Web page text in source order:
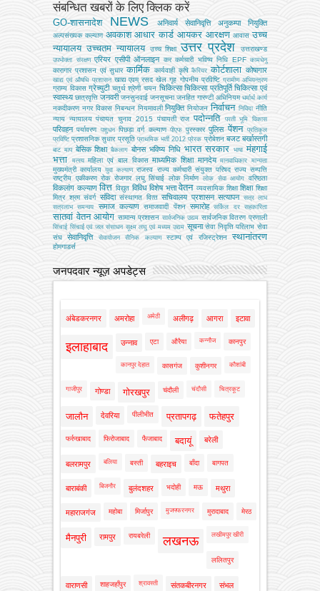
संबन्धित खबरों के लिए क्लिक करें
GO-शासनादेश NEWS अनिवार्य सेवानिवृत्ति अनुकम्पा नियुक्ति
अल्‍पसंख्‍यक कल्‍याण अवकाश आधार कार्ड आयकर आरक्षण आवास उच्च
न्यायालय उच्चतम न्यायालय उच्‍च शिक्षा उत्तर प्रदेश उत्तराखण्ड
उपभोक्‍ता संरक्षण एरियर एसीपी ऑनलाइन कर कर्मचारी भविष्य निधि EPF कामधेनु
कारागार प्रशासन एवं सुधार कार्मिक कार्यवाही कृषि कैरियर कोर्टशाला कोषागार
खाद्य एवं औषधि प्रशासन खाद्य एवम् रसद खेल गृह गोपनीय प्रविष्टि ग्रामीण अभियन्‍त्रण
ग्राम्य विकास ग्रेच्युटी चतुर्थ श्रेणी चयन चिकित्सा चिकित्सा प्रतिपूर्ति चिकित्‍सा एवं
स्वास्थ्य छात्रवृत्ति जनवरी जनसुनवाई जनसूचना जनहित गारण्टी अधिनियम धर्मार्थ कार्य
नकदीकरण नगर विकास निबन्‍धन नियमावली नियुक्ति नियोजन निर्वाचन निविदा नीति
न्याय न्यायालय पंचायत चुनाव 2015 पंचायती राज पदोन्नति परती भूमि विकास
परिवहन पर्यावरण पशुधन पिछड़ा वर्ग कल्‍याण पीएफ पुरस्कार पुलिस पेंशन
प्रतिकूल
प्रविष्टि प्रशासनिक सुधार प्रसूति प्राथमिक भर्ती 2012 प्रेरक प्रोबेशन बजट बर्खास्तगी
बाट माप बेसिक शिक्षा बैकलाग बोनस भविष्य निधि भारत सरकार भाषा मंहगाई
भत्ता
मत्‍स्‍य महिला एवं बाल विकास माध्यमिक शिक्षा मानदेय मानवाधिकार मान्यता
मुख्‍यमंत्री कार्यालय युवा कल्याण राजस्व राज्य कर्मचारी संयुक्त परिषद राज्य सम्पत्ति
राष्ट्रीय एकीकरण रोक रोजगार लघु सिंचाई लोक निर्माण लोक सेवा आयोग वरिष्ठता
विकलांग कल्याण वित्त विद्युत विविध विशेष भत्ता वेतन व्‍यवसायिक शिक्षा शिक्षा शिक्षा
मित्र श्रम संवर्ग संविदा संस्‍थागत वित्‍त सचिवालय प्रशासन सत्यापन सत्र लाभ
सत्रलाभ
समन्वय समाज कल्याण समाजवादी पेंशन समारोह सर्किल दर सहकारिता
सातवां वेतन आयोग सामान्य प्रशासन सार्वजनिक उद्यम सार्वजनिक वितरण प्रणाली
सिंचाई सिंचाई एवं जल संसाधन सूक्ष्म लघु एवं मध्यम उद्यम सूचना सेवा निवृत्ति परिलाभ सेवा
संघ
सेवानिवृत्ति सेवायोजन सैनिक कल्‍याण स्टाम्प एवं रजिस्ट्रेशन स्थानांतरण
होमगाडर्स
जनपदवार न्यूज़ अपडेट्स
अंबेडकरनगर अमरोहा अमेठी अलीगढ़ आगरा इटावा
इलाहाबाद उन्नाव एटा औरैया कन्नौज कानपुर
कानपुर देहात कासगंज कुशीनगर कौशांबी
गाजीपुर गोण्डा गोरखपुर चंदौली चंदौसी चित्रकूट
जालौन देवरिया पीलीभीत प्रतापगढ़ फतेहपुर
फर्रुखाबाद फिरोजाबाद फैजाबाद बदायूं बरेली
बलरामपुर बलिया बस्ती बहराइच बाँदा बागपत
बाराबंकी बिजनौर बुलंदशहर भदोही मऊ मथुरा
महाराजगंज महोबा मिर्जापुर मुजफ्फरनगर मुरादाबाद मेरठ
मैनपुरी रामपुर रायबरेली लखनऊ लखीमपुर खीरी
ललितपुर
वाराणसी शाहजहाँपुर श्रावस्ती संतकबीरनगर संभल